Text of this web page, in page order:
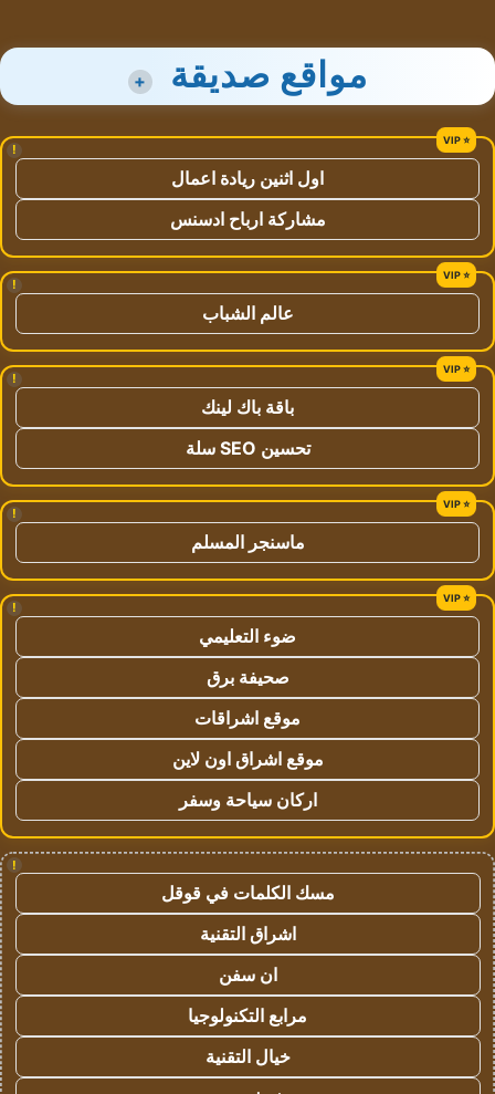
مواقع صديقة +
!
اول اثنين ريادة اعمال
مشاركة ارباح ادسنس
!
عالم الشباب
!
باقة باك لينك
تحسين SEO سلة
!
ماسنجر المسلم
!
ضوء التعليمي
صحيفة برق
موقع اشراقات
موقع اشراق اون لاين
اركان سياحة وسفر
!
مسك الكلمات في قوقل
اشراق التقنية
ان سفن
مرابع التكنولوجيا
خيال التقنية